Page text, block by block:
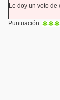
Le doy un voto
Puntuación: